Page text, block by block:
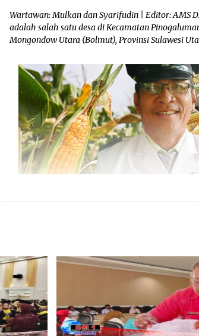
Wartawan: Mulkan dan Syarifudin | Editor: AMS
adalah salah satu desa di Kecamatan
Mongondow Utara (Bolmut), Provinsi Sulawesi